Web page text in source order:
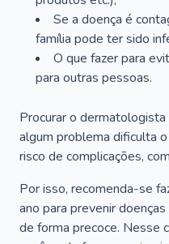
Se a doença é
família pode ter sido
O que fazer para
para outras pessoas.
Procurar o
algum problema dificulta
risco de complicações,
Por isso, recomenda-se
ano para prevenir
de forma precoce. Nesse